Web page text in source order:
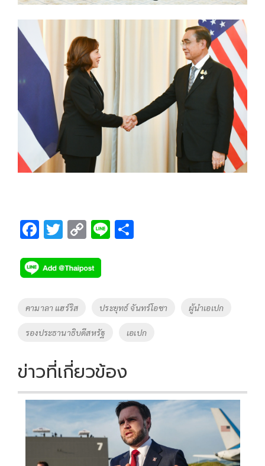
F
e
b
o
o
k
T
tt
er
C
p
y
Li
k
Li
Tags
คามาลา แฮร์ริส ประยุทธ์ จันทร์โอชา ผู้นำเอเปก
รองประธานาธิบดีสหรัฐ เอเปก
ข่าวที่เกี่ยวข้อง